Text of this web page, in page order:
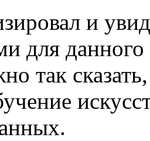
и
для
так